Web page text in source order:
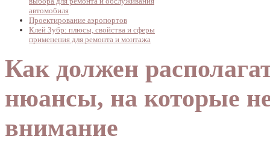
автомобиля
Проектирование аэропортов
Клей Зубр: плюсы, свойства и сферы
применения для ремонта и монтажа
Как должен
нюансы, на которые
внимание